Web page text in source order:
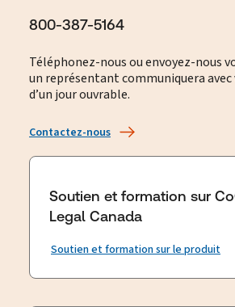
800-387-5164
Téléphonez-nous ou envoyez-nous
un représentant communiquera avec
d’un jour ouvrable.
Contactez-nous
Soutien et formation sur
Legal Canada
Soutien et formation sur le produit